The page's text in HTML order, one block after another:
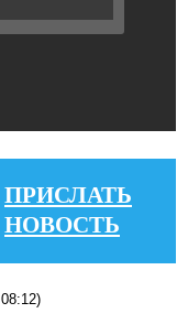
ПРИСЛАТЬ
НОВОСТЬ